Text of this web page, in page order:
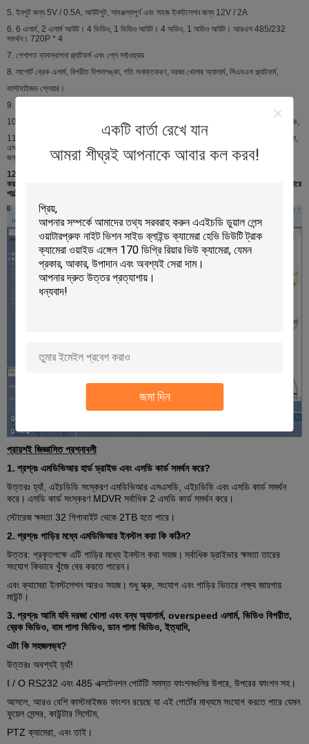
একটি বার্তা রেখে যান
আমরা শীঘ্রই আপনাকে আবার কল করব!
জমা দিন
5. ইনপুট জন্য 5V / 0.5A, আউটপুট, সামঞ্জস্যপূর্ণ এবং সহজ ইনস্টলেশন জন্য 12V / 2A
6. 6 এলার্ম, 2 এলার্ম আউট। 4 ভিডিও, 1 ভিডিও আউট। 4 অডিও, 1 অডিও আউট। আরএস 485/232
সমর্থন। 720P * 4
7. পেশাগত ব্যবস্থাপনা প্ল্যাটফর্ম এবং প্লে সফ্টওয়্যার
8. সাপোর্ট ব্রেক এলার্ম, বিপরীত বিপদাশঙ্কা, গতি সনাক্তকরণ, দরজা খোলার অ্যালার্ম, সিএমএস প্ল্যাটফর্ম,
কাস্টমাইজড প্লেয়ার।
9. সমর্থন জিও বেড়া, অবস্থান, গতি বিপদাশঙ্কা, জি সেন্সর ইত্যাদি।
10. সাপোর্ট তেল সেন্সর, ফুয়েল কাটা, পাওয়ার কাট, এসওএস এলার্ম, এলার্ম বাটন, অনলাইন ট্র্যাকিং, লাইভ টকব্যাক,
11. লাইভ নজরদারি, লাইভ একযোগে স্টোরেজ, ডিসপ্যাচিং সিস্টেম, ক্যামেরা রোটেশন, পিটিজেড ক্লাউড কন্ট্রোল,
এসএমএস ফাংশন, সিএমএস প্ল্যাটফর্ম, আইওএস এবং অ্যান্ড্রয়েড ক্লায়েন্ট (অ্যাপল এবং অ্যান্ড্রয়েড ফোনের
জন্য), দূরবর্তী নিয়ন্ত্রণ ইত্যাদি।
12 বছরের পুরোনো শ্রেণীর বিরোধী-কম্পন প্রযুক্তি 8 বছরের জীবনকালের সাথে, অনেকগুলি প্রকল্প কাস্টমাইজ
করার জন্য শক্তিশালী শক্তিশালী বিকাশের ক্ষমতা। ভিডিওতে লোকেরা আমাদের বিশেষ এবং অনন্য প্রযুক্তি বাজারে
পাল্টে দেয়। আপনাকে আমাদের স্বাগত জানাই।
প্রায়শই জিজ্ঞাসিত প্রশ্নাবলী
1. প্রশ্নঃ এমডিভিআর হার্ড ড্রাইভ এবং এসডি কার্ড সমর্থন করে?
উত্তরঃ হ্যাঁ, এইচডিডি সংস্করণ এমডিভিআর এসএসডি, এইচডিডি এবং এসডি কার্ড সমর্থন
করে। এসডি কার্ড সংস্করণ MDVR সর্বাধিক 2 এসডি কার্ড সমর্থন করে।
স্টোরেজ ক্ষমতা 32 গিগাবাইট থেকে 2TB হতে পারে।
2. প্রশ্নঃ গাড়ির মধ্যে এমডিভিআর ইনস্টল করা কি কঠিন?
উত্তর: প্রকৃতপক্ষে এটি গাড়ির মধ্যে ইনস্টল করা সহজ। সর্বাধিক ড্রাইভার ক্ষমতা তারের
সংযোগ কিভাবে খুঁজে বের করতে পারেন।
এবং ক্যামেরা ইনস্টলেশন আরও সহজ। শুধু স্ক্রু, সংযোগ এবং গাড়ির ভিতরে লক্ষ্য জায়গায়
মাউন্ট।
3. প্রশ্নঃ আমি যদি দরজা খোলা এবং বন্ধ অ্যালার্ম, overspeed এলার্ম, ভিডিও বিপরীত,
ব্রেক ভিডিও, বাম পালা ভিডিও, ডান পালা ভিডিও, ইত্যাদি,
এটা কি সহজলভ্য?
উত্তরঃ অবশ্যই হ্যাঁ!
I / O RS232 এবং 485 এক্সটেনশন পোর্টটি সমস্ত ফাংশনগুলির উপরে, উপরের ফাংশন সহ।
আসলে, আরও বেশি কাস্টমাইজড ফাংশন রয়েছে যা এই পোর্টের মাধ্যমে সংযোগ করতে পারে যেমন
ফুয়েল সেন্সর, কাউন্টার সিস্টেম,
PTZ ক্যামেরা, এবং তাই।